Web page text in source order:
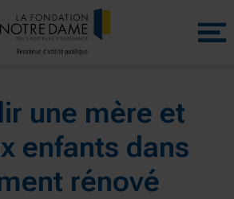
Menu
une mère et
enfants dans
rénové